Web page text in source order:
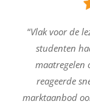
“Vlak voor de
studenten
maatregelen
reageerde
marktaanbod